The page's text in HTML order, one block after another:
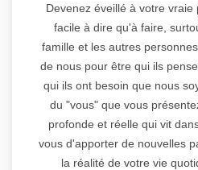
Devenez éveillé à votre
facile à dire qu'à faire,
famille et les autres
de nous pour être qui ils
qui ils ont besoin que nous
du "vous" que vous
profonde et réelle qui vit
vous d'apporter de nouvelles
la réalité de votre vie